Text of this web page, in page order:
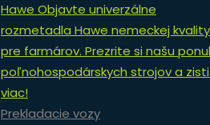
Hawe Objavte univerzálne
rozmetadla Hawe nemeckej kvality
pre farmárov. Prezrite si našu
poľnohospodárskych strojov a
viac!
Prekladacie vozy